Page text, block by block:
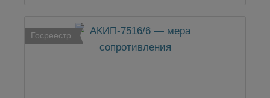
Госреестр